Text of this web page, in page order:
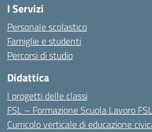
I Servizi
Personale scolastico
Famiglie e studenti
Percorsi di studio
Didattica
I progetti delle classi
FSL – Formazione Scuola Lavoro
Curricolo verticale di educazione